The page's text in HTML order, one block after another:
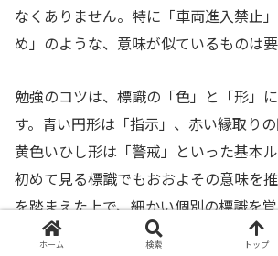
なくありません。特に「車両進入禁止
め」のような、意味が似ているものは要
勉強のコツは、標識の「色」と「形」
す。青い円形は「指示」、赤い縁取りの
黄色いひし形は「警戒」といった基本
初めて見る標識でもおおよその意味を
を踏まえた上で、細かい個別の標識を
う。
ホーム 検索 トップ